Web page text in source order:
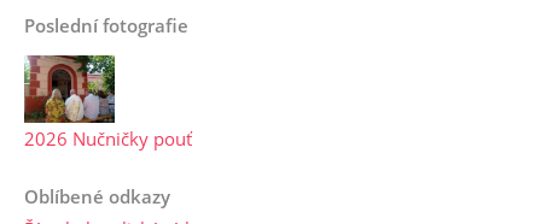
Poslední fotografie
2026 Nučničky pouť
Oblíbené odkazy